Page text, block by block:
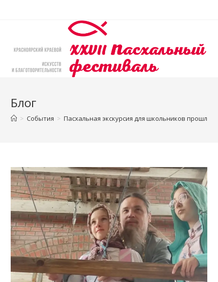
Блог
> События > Пасхальная экскурсия для школьников прошла